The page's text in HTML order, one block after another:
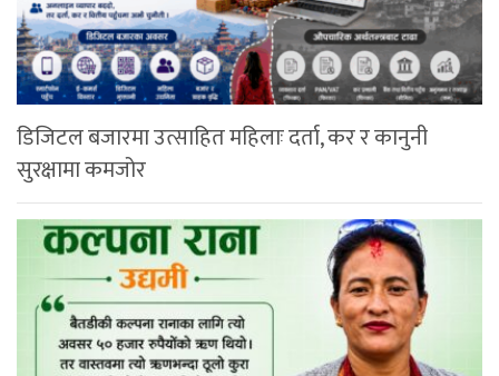
डिजिटल बजारमा उत्साहित महिलाः दर्ता, कर र कानुनी
सुरक्षामा कमजोर